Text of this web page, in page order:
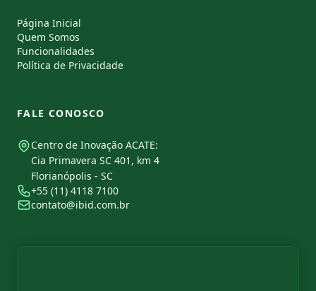
Página Inicial
Quem Somos
Funcionalidades
Política de Privacidade
FALE CONOSCO
Centro de Inovação ACATE:
Cia Primavera SC 401, km 4
Florianópolis - SC
+55 (11) 4118 7100
contato@ibid.com.br